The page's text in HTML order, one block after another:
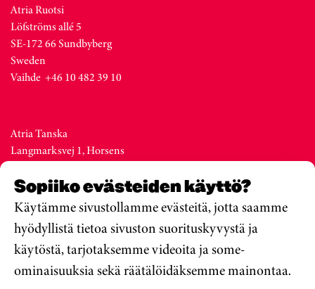
Sopiiko evästeiden käyttö?
Käytämme sivustollamme evästeitä, jotta saamme
hyödyllistä tietoa sivuston suorituskyvystä ja
käytöstä, tarjotaksemme videoita ja some-
ominaisuuksia sekä räätälöidäksemme mainontaa.
Atria Ruotsi
Löfströms allé 5
SE-172 66 Sundbyberg
Sweden
Vaihde +46 10 482 39 10
Atria Tanska
Langmarksvej 1, Horsens
Denmark
Vaihde +45 76 28 25 00
Atria Viro
Metsa str. 19, Valga